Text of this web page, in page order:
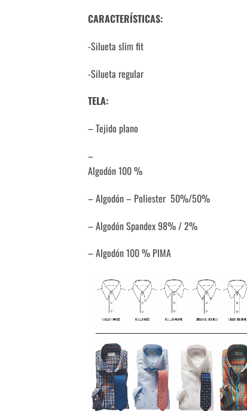
CARACTERÍSTICAS:
-Silueta slim fit
-Silueta regular
TELA:
– Tejido plano
–
Algodón 100 %
– Algodón – Poliester 50%/50%
– Algodón Spandex 98% / 2%
– Algodón 100 % PIMA